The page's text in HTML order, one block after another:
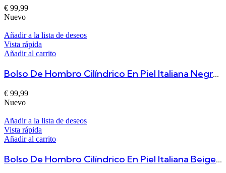
€ 99,99
Nuevo
Añadir a la lista de deseos
Vista rápida
Añadir al carrito
Bolso De Hombro Cilíndrico En Piel Italiana Negro Salome
€ 99,99
Nuevo
Añadir a la lista de deseos
Vista rápida
Añadir al carrito
Bolso De Hombro Cilíndrico En Piel Italiana Beige Salome